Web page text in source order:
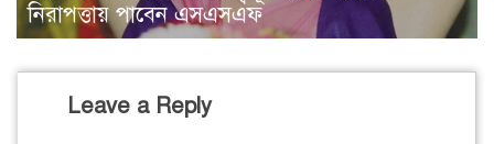
নিরাপত্তায় পাবেন এসএসএফ
Leave a Reply